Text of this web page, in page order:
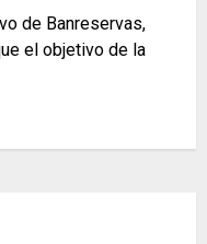
de Banreservas,
el objetivo de la